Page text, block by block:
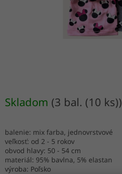
Skladom (3 bal. (10 ks))
balenie: mix farba, jednovrstvové
veľkosť: od 2 - 5 rokov
obvod hlavy: 50 - 54 cm
materiál: 95% bavlna, 5% elastan
výroba: Poľsko